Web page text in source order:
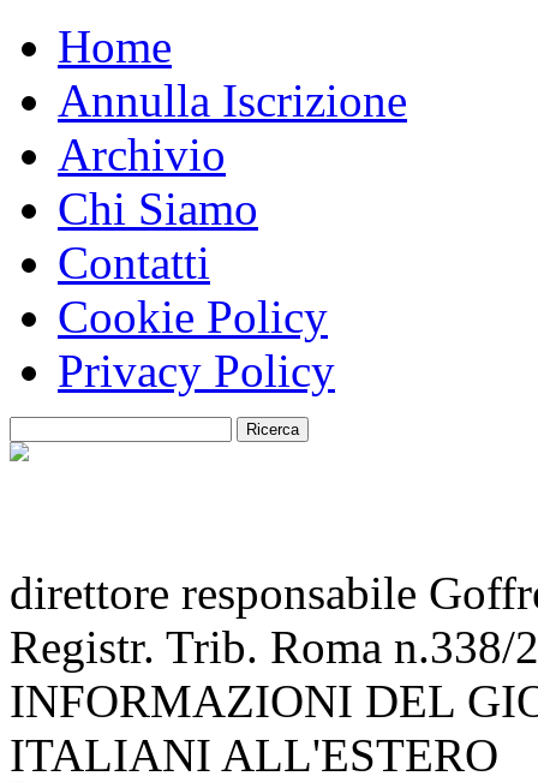
Home
Annulla Iscrizione
Archivio
Chi Siamo
Contatti
Cookie Policy
Privacy Policy
direttore responsabile
Registr. Trib. Roma n.338/
INFORMAZIONI DEL
ITALIANI ALL'ESTERO